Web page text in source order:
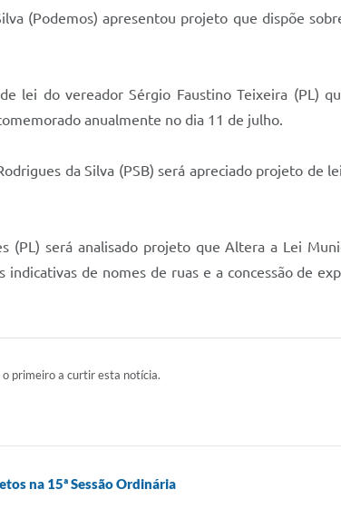
(Podemos) apresentou projeto que dispõe
lei do vereador Sérgio Faustino Teixeira (PL)
anualmente no dia 11 de julho.
da Silva (PSB) será apreciado projeto
(PL) será analisado projeto que Altera a Lei
de nomes de ruas e a concessão de
o primeiro a curtir esta notícia.
na 15ª Sessão Ordinária